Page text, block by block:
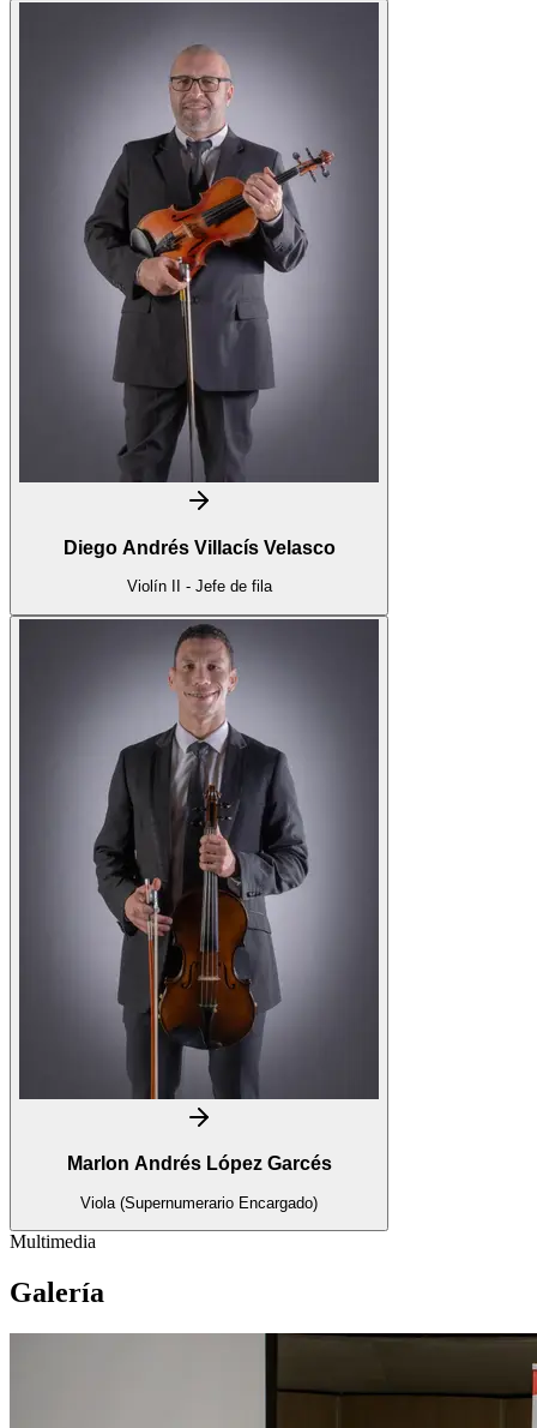
Diego Andrés Villacís Velasco
Violín II - Jefe de fila
Marlon Andrés López Garcés
Viola (Supernumerario Encargado)
Multimedia
Galería